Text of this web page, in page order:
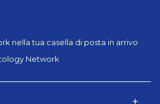
nella tua casella di posta in arrivo
Network